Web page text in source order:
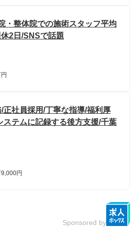
・整体院での施術スタッフ平均
2日/SNSで話題
正社員採用/丁寧な指導/福利厚
ステムに記録する後方支援/千葉
円
Sponsored by